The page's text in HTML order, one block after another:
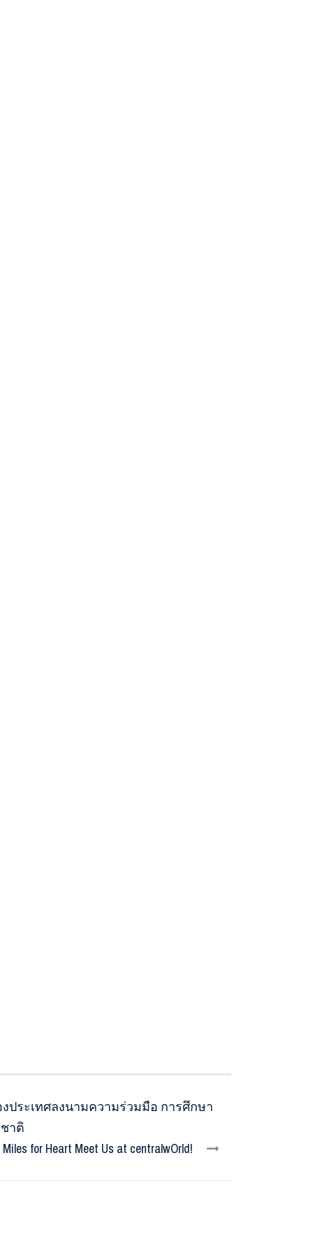
ระเทศลงนามความร่วมมือ การศึกษา
าติ
Miles for Heart Meet Us at centralwOrld!